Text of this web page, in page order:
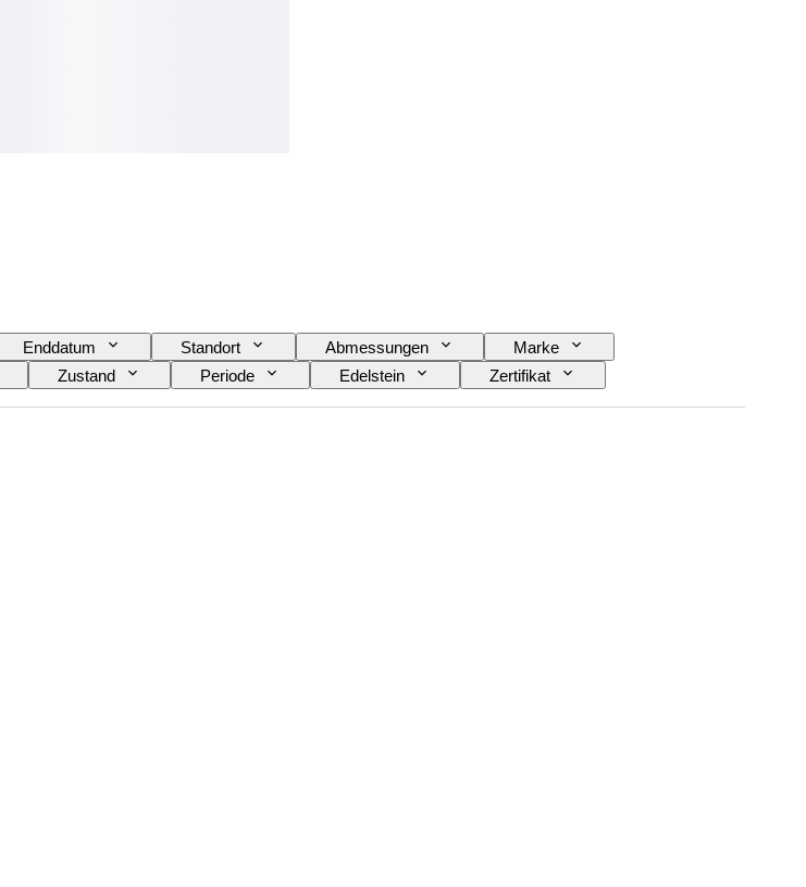
Enddatum Standort Abmessungen
Marke
Zustand Periode Edelstein
Zertifikat
Angegebene Größe Muster Diamanttyp
Size